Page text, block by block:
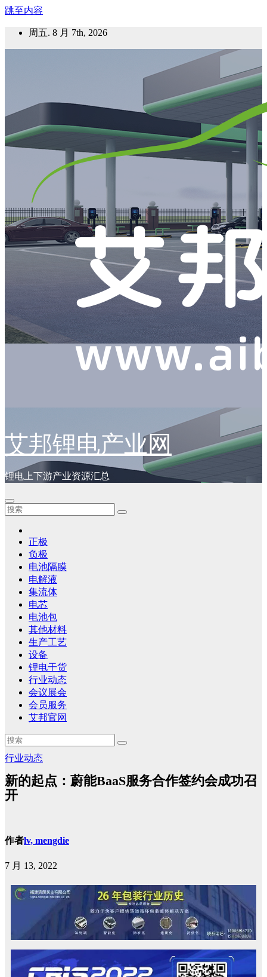
跳至内容
周五. 8 月 7th, 2026
艾邦锂电产业网
锂电上下游产业资源汇总
正极
负极
电池隔膜
电解液
集流体
电芯
电池包
其他材料
生产工艺
设备
锂电干货
行业动态
会议展会
会员服务
艾邦官网
行业动态
新的起点：蔚能BaaS服务合作签约会成功召
开
作者lv, mengdie
7 月 13, 2022